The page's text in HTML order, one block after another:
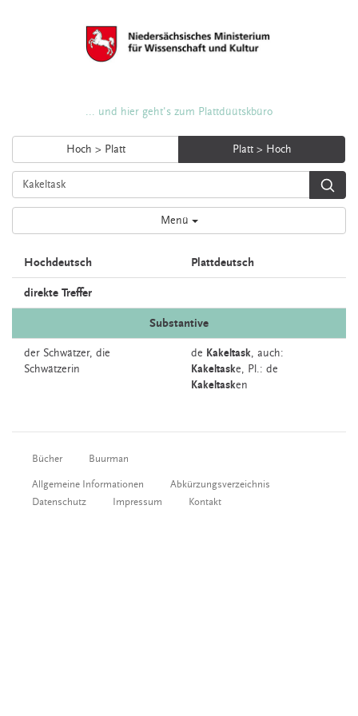
... und hier geht's zum Plattdüütskbüro
Hoch > Platt Platt > Hoch
Menü
Hochdeutsch Plattdeutsch
direkte Treffer
Substantive
der Schwätzer, die
Schwätzerin
de Kakeltask, auch:
Kakeltaske, Pl.: de
Kakeltasken
Bücher Buurman
Allgemeine Informationen
Abkürzungsverzeichnis
Datenschutz
Impressum Kontakt